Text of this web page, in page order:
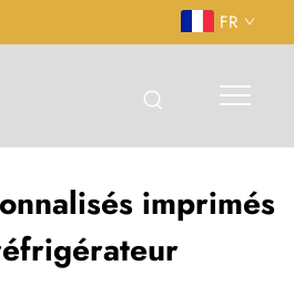
FR
imprimés